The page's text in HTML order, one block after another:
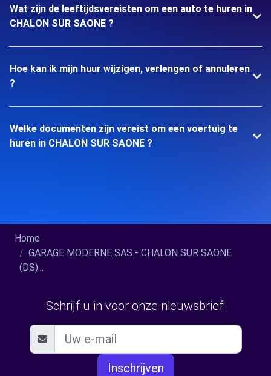
Wat zijn de leeftijdsvereisten om een auto te huren in
CHALON SUR SAONE ?
Hoe kan ik mijn huur wijzigen, verlengen of annuleren
?
Welke documenten zijn vereist om een voertuig te
huren in CHALON SUR SAONE ?
Home
GARAGE MODERNE SAS - CHALON SUR SAONE
(DS)...
Schrijf u in voor onze nieuwsbrief:
Inschrijven